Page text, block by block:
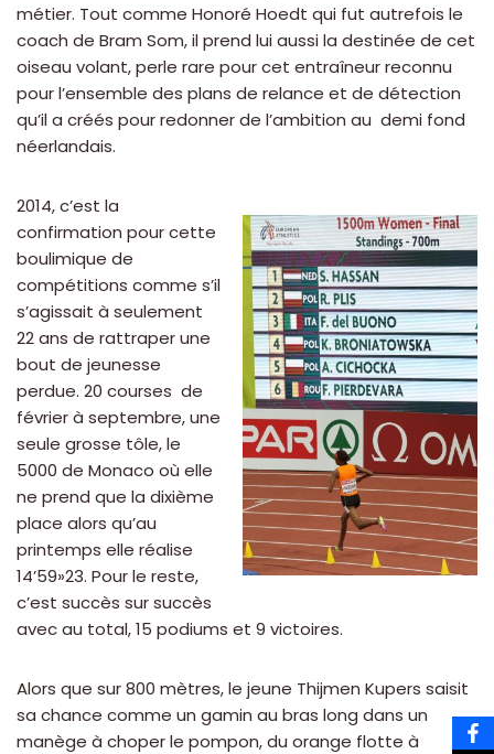
métier. Tout comme Honoré Hoedt qui fut autrefois le
coach de Bram Som, il prend lui aussi la destinée de cet
oiseau volant, perle rare pour cet entraîneur reconnu
pour l’ensemble des plans de relance et de détection
qu’il a créés pour redonner de l’ambition au demi fond
néerlandais.
2014, c’est la
confirmation pour cette
boulimique de
compétitions comme s’il
s’agissait à seulement
22 ans de rattraper une
bout de jeunesse
perdue. 20 courses de
février à septembre, une
seule grosse tôle, le
5000 de Monaco où elle
ne prend que la dixième
place alors qu’au
printemps elle réalise
14’59»23. Pour le reste,
c’est succès sur succès
avec au total, 15 podiums et 9 victoires.
Alors que sur 800 mètres, le jeune Thijmen Kupers saisit
sa chance comme un gamin au bras long dans un
manège à choper le pompon, du orange flotte à